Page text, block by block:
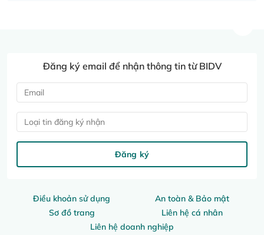
Điều khoản sử dụng
An toàn & Bảo mật
Sơ đồ trang
Liên hệ cá nhân
Liên hệ doanh nghiệp
Đăng ký email để nhận thông tin từ BIDV
Loại tin đăng ký nhận
Đăng ký